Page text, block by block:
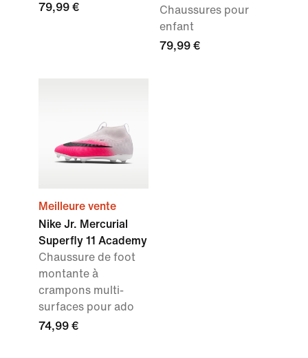
79,99 €
Chaussures pour
enfant
79,99 €
Meilleure vente
Nike Jr. Mercurial
Superfly 11 Academy
Chaussure de foot
montante à
crampons multi-
surfaces pour ado
74,99 €